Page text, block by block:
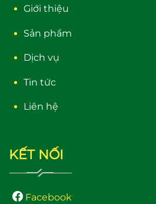
Giới thiệu
Sản phẩm
Dịch vụ
Tin tức
Liên hệ
KẾT NỐI
Facebook